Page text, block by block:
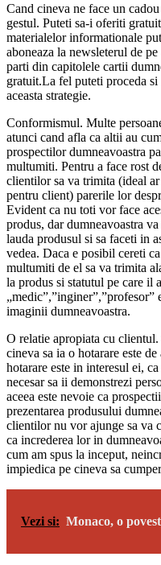
Cand cineva ne face un
gestul. Puteti sa-i oferiti
materialelor informationale
aboneaza la newsleterul de
parti din capitolele cartii
gratuit.La fel puteti proceda si
aceasta strategie.
Conformismul. Multe
atunci cand afla ca altii au
prospectilor dumneavoastra
multumiti. Pentru a face rost
clientilor sa va trimita (ideal
pentru client) parerile lor
Evident ca nu toti vor face
produs, dar dumneavoastra
lauda produsul si sa faceti in
vedea. Daca e posibil cereti
multumiti de el sa va trimita
la produs si statutul pe care il
imaginii dumneavoastra.
O relatie apropiata cu
cineva sa ia o hotarare este
hotarare este in interesul ei,
necesar sa ii demonstrezi
aceea este nevoie ca
prezentarea produsului
clientilor nu vor ajunge sa va
ca increderea lor in
cum am spus la inceput,
impiedica pe cineva sa
Vezi si: Monaco, o